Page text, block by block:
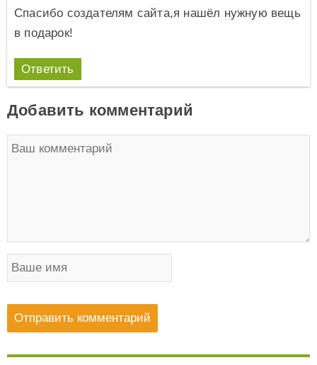
Спасибо создателям сайта,я нашёл нужную вещь
в подарок!
Ответить
Добавить комментарий